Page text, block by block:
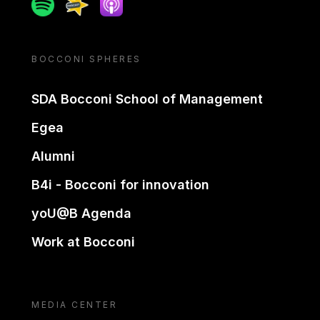
BOCCONI SPHERES
SDA Bocconi School of Management
Egea
Alumni
B4i - Bocconi for innovation
yoU@B Agenda
Work at Bocconi
MEDIA CENTER